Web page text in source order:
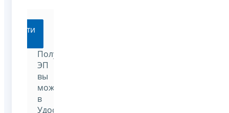
Перейти
Получить
ЭП
вы
можете
в
Удостоверяющем